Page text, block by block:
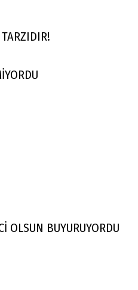
OLSUN BUYURUYORDU